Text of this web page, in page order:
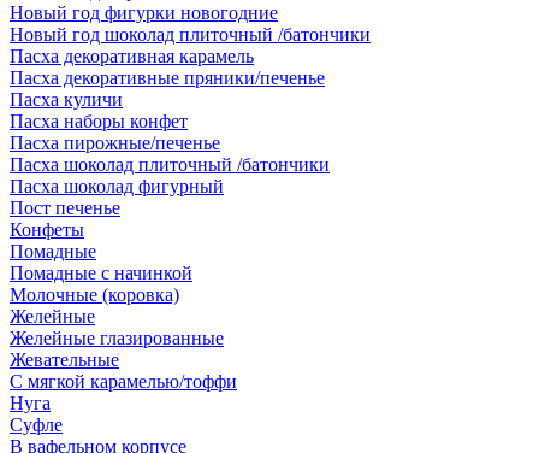
Новый год фигурки новогодние
Новый год шоколад плиточный /батончики
Пасха декоративная карамель
Пасха декоративные пряники/печенье
Пасха куличи
Пасха наборы конфет
Пасха пирожные/печенье
Пасха шоколад плиточный /батончики
Пасха шоколад фигурный
Пост печенье
Конфеты
Помадные
Помадные с начинкой
Молочные (коровка)
Желейные
Желейные глазированные
Жевательные
С мягкой карамелью/тоффи
Нуга
Суфле
В вафельном корпусе